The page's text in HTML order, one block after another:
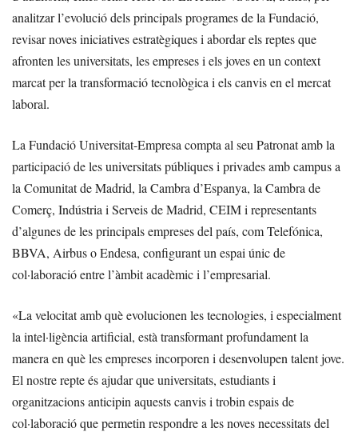
analitzar l’evolució dels principals programes de la Fundació,
revisar noves iniciatives estratègiques i abordar els reptes que
afronten les universitats, les empreses i els joves en un context
marcat per la transformació tecnològica i els canvis en el mercat
laboral.
La Fundació Universitat-Empresa compta al seu Patronat amb la
participació de les universitats públiques i privades amb campus a
la Comunitat de Madrid, la Cambra d’Espanya, la Cambra de
Comerç, Indústria i Serveis de Madrid, CEIM i representants
d’algunes de les principals empreses del país, com Telefónica,
BBVA, Airbus o Endesa, configurant un espai únic de
col·laboració entre l’àmbit acadèmic i l’empresarial.
«La velocitat amb què evolucionen les tecnologies, i especialment
la intel·ligència artificial, està transformant profundament la
manera en què les empreses incorporen i desenvolupen talent jove.
El nostre repte és ajudar que universitats, estudiants i
organitzacions anticipin aquests canvis i trobin espais de
col·laboració que permetin respondre a les noves necessitats del